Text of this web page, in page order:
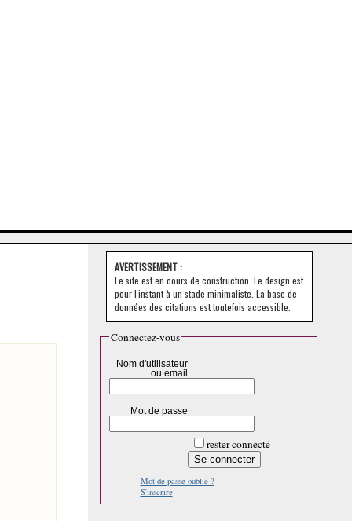
AVERTISSEMENT :
Le site est en cours de construction. Le design est
pour l'instant à un stade minimaliste. La base de
données des citations est toutefois accessible.
Connectez-vous
Nom d'utilisateur
ou email
Mot de passe
rester connecté
Mot de passe oublié ?
S'inscrire